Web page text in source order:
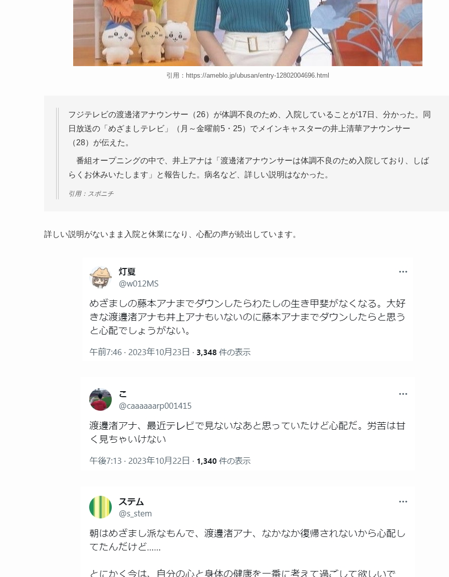
引用：https://ameblo.jp/ubusan/entry-12802004696.html
フジテレビの渡邊渚アナウンサー（26）が体調不良のため、入院していることが17日、分かった。同
日放送の「めざましテレビ」（月～金曜前5・25）でメインキャスターの井上清華アナウンサー
（28）が伝えた。
番組オープニングの中で、井上アナは「渡邊渚アナウンサーは体調不良のため入院しており、しば
らくお休みいたします」と報告した。病名など、詳しい説明はなかった。
引用：スポニチ
詳しい説明がないまま入院と休業になり、心配の声が続出しています。